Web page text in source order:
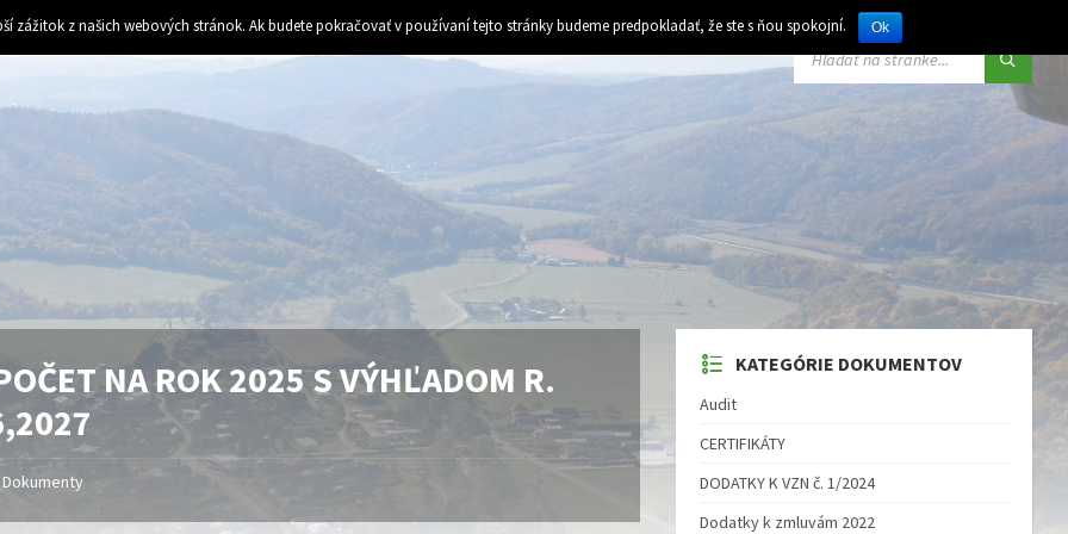
VYHĽADÁVANIE:
NA ROK 2025 S VÝHĽADOM R.
Dokumenty
KATEGÓRIE DOKUMENTOV
Audit
CERTIFIKÁTY
DODATKY K VZN č. 1/2024
Dodatky k zmluvám 2022
zážitok z našich webových stránok. Ak budete pokračovať v používaní tejto stránky budeme predpokladať, že ste s ňou spokojní. Ok